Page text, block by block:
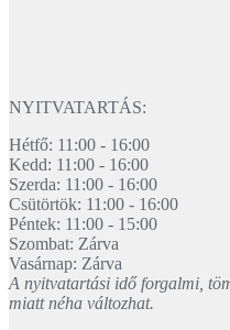
NYITVATARTÁS:
Hétfő: 11:00 - 16:00
Kedd: 11:00 - 16:00
Szerda: 11:00 - 16:00
Csütörtök: 11:00 - 16:00
Péntek: 11:00 - 15:00
Szombat: Zárva
Vasárnap: Zárva
A nyitvatartási idő forgalmi,
miatt néha változhat.